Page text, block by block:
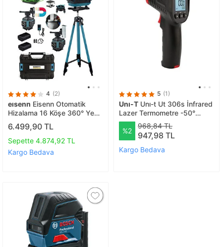
4 (2)
eısenn Eisenn Otomatik
Hizalama 16 Köşe 360° Yeşil
Lazer Çizgi Hizalama Terazi
Çantalı Tripod Ayak Hediye
6.499,90 TL
Sepette 4.874,92 TL
Kargo Bedava
5 (1)
Unı-T Unı-t Ut 306s İnfrared
Lazer Termometre -50°
+500° Ut306s
%2
968,84 TL
947,98 TL
Kargo Bedava